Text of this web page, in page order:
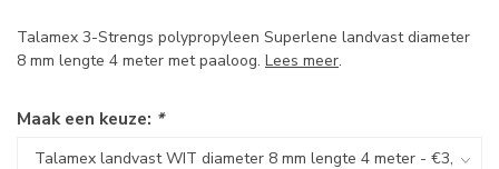
Talamex 3-Strengs polypropyleen Superlene landvast diameter
8 mm lengte 4 meter met paaloog. Lees meer.
Maak een keuze: *